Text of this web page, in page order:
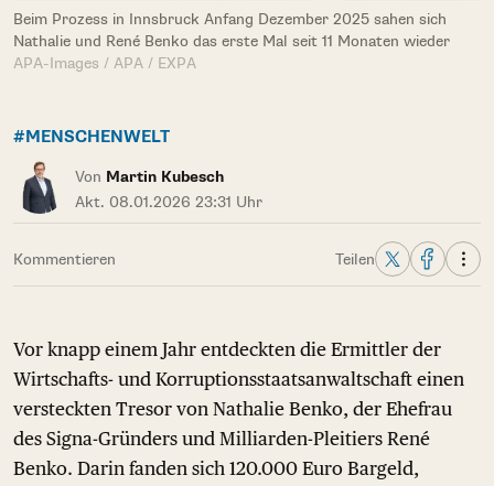
Beim Prozess in Innsbruck Anfang Dezember 2025 sahen sich
Nathalie und René Benko das erste Mal seit 11 Monaten wieder
APA-Images / APA / EXPA
#MENSCHENWELT
Von Martin Kubesch
Akt. 08.01.2026 23:31 Uhr
Kommentieren Teilen
Vor knapp einem Jahr entdeckten die Ermittler der
Wirtschafts- und Korruptionsstaatsanwaltschaft einen
versteckten Tresor von Nathalie Benko, der Ehefrau
des Signa-Gründers und Milliarden-Pleitiers René
Benko. Darin fanden sich 120.000 Euro Bargeld,